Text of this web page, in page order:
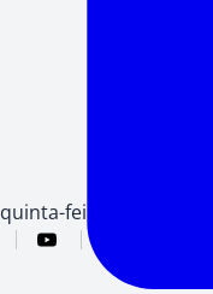
quinta-feira, 6 de